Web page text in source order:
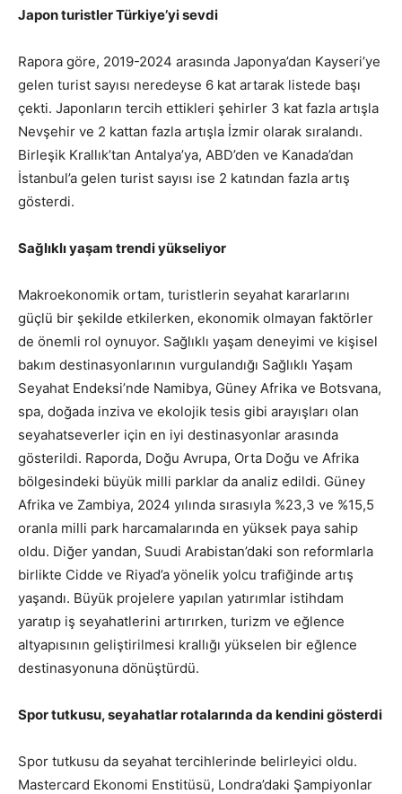
Japon turistler Türkiye’yi sevdi
Rapora göre, 2019-2024 arasında Japonya’dan Kayseri’ye
gelen turist sayısı neredeyse 6 kat artarak listede başı
çekti. Japonların tercih ettikleri şehirler 3 kat fazla artışla
Nevşehir ve 2 kattan fazla artışla İzmir olarak sıralandı.
Birleşik Krallık’tan Antalya’ya, ABD’den ve Kanada’dan
İstanbul’a gelen turist sayısı ise 2 katından fazla artış
gösterdi.
Sağlıklı yaşam trendi yükseliyor
Makroekonomik ortam, turistlerin seyahat kararlarını
güçlü bir şekilde etkilerken, ekonomik olmayan faktörler
de önemli rol oynuyor. Sağlıklı yaşam deneyimi ve kişisel
bakım destinasyonlarının vurgulandığı Sağlıklı Yaşam
Seyahat Endeksi’nde Namibya, Güney Afrika ve Botsvana,
spa, doğada inziva ve ekolojik tesis gibi arayışları olan
seyahatseverler için en iyi destinasyonlar arasında
gösterildi. Raporda, Doğu Avrupa, Orta Doğu ve Afrika
bölgesindeki büyük milli parklar da analiz edildi. Güney
Afrika ve Zambiya, 2024 yılında sırasıyla %23,3 ve %15,5
oranla milli park harcamalarında en yüksek paya sahip
oldu. Diğer yandan, Suudi Arabistan’daki son reformlarla
birlikte Cidde ve Riyad’a yönelik yolcu trafiğinde artış
yaşandı. Büyük projelere yapılan yatırımlar istihdam
yaratıp iş seyahatlerini artırırken, turizm ve eğlence
altyapısının geliştirilmesi krallığı yükselen bir eğlence
destinasyonuna dönüştürdü.
Spor tutkusu, seyahatlar rotalarında da kendini gösterdi
Spor tutkusu da seyahat tercihlerinde belirleyici oldu.
Mastercard Ekonomi Enstitüsü, Londra’daki Şampiyonlar